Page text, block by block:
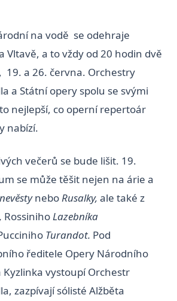
na vodě se odehraje
Vltavě, a to vždy od 20 hodin dvě
19. a 26. června. Orchestry
a Státní opery spolu se svými
nejlepší, co operní repertoár
nabízí.
večerů se bude lišit. 19.
se může těšit nejen na árie a
neboRusalky, ale také z
RossinihoLazebníka
Turandot. Pod
ředitele Opery Národního
Kyzlinka vystoupí Orchestr
zazpívají sólisté Alžběta